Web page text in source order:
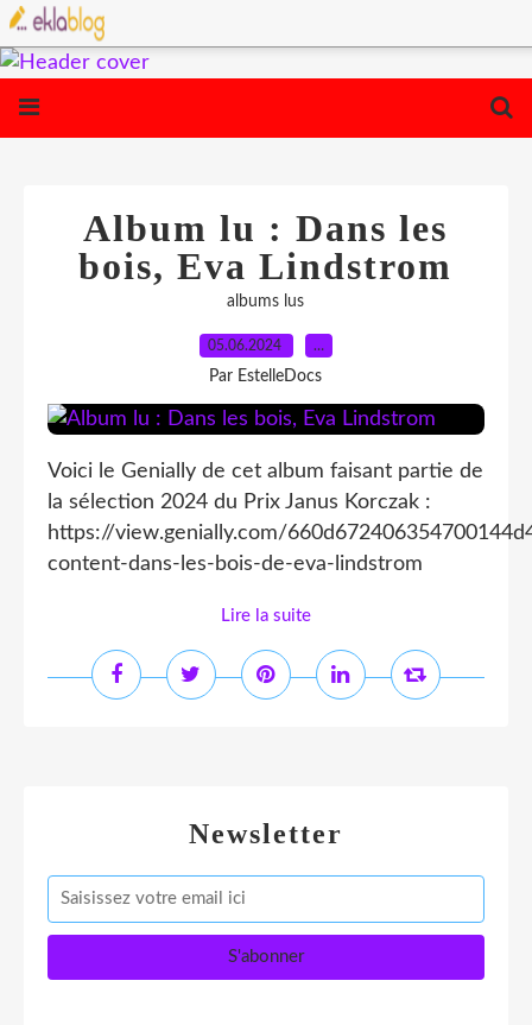
Album lu : Dans les
bois, Eva Lindstrom
albums lus
05.06.2024 …
Par EstelleDocs
Voici le Genially de cet album faisant partie de
la sélection 2024 du Prix Janus Korczak :
https://view.genially.com/
content-dans-les-bois-de-eva-lindstrom
Lire la suite
Newsletter